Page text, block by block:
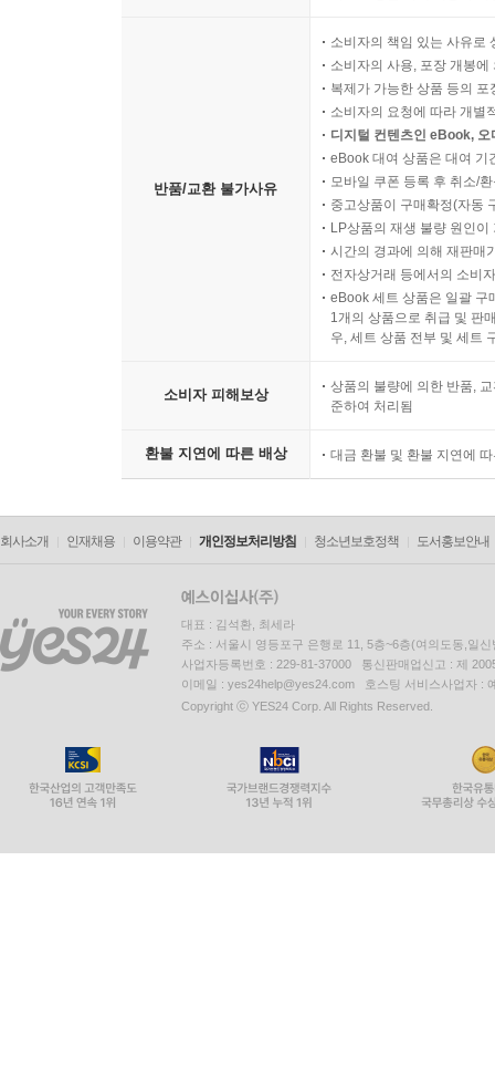
반품/교환 불가사유
소비자의 책임 있는 사유로
소비자의 사용, 포장 개봉
복제가 가능한 상품 등의
소비자의 요청에 따라 개별
디지털 컨텐츠인 eBook,
eBook 대여 상품은 대여 기
모바일 쿠폰 등록 후 취소/
중고상품이 구매확정(자동
LP상품의 재생 불량 원인
시간의 경과에 의해 재판매
전자상거래 등에서의 소비
eBook 세트 상품은 일괄 구
1개의 상품으로 취급 및 판
우, 세트 상품 전부 및 세트
소비자 피해보상
상품의 불량에 의한 반품,
준하여 처리됨
환불 지연에 따른 배상 대금 환불 및 환불 지연에
회사소개 인재채용 이용약관 개인정보처리방침 청소년보호정책 도서홍보안내
대표 : 김석환, 최세라
주소 : 서울시 영등포구 은행로 11, 5층~6층(여의도동,일신
사업자등록번호 : 229-81-37000 통신판매업신고 : 제
이메일 : yes24help@yes24.com 호스팅 서비스사업자 :
Copyright ⓒ YES24 Corp. All Rights Reserved.